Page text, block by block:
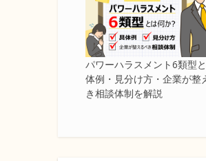
パワーハラスメント6類型
体例・見分け方・企業が整
き相談体制を解説